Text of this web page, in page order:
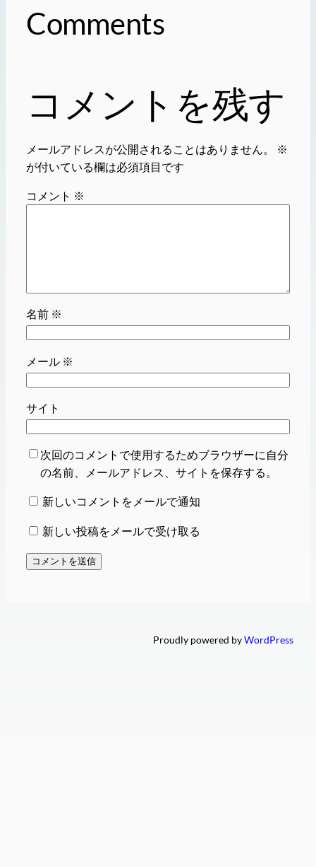
Comments
コメントを残す
メールアドレスが公開されることはありません。
※
が付いている欄は必須項目です
コメント ※
名前 ※
メール ※
サイト
次回のコメントで使用するためブラウザーに自分
の名前、メールアドレス、サイトを保存する。
新しいコメントをメールで通知
新しい投稿をメールで受け取る
Proudly powered byWordPress